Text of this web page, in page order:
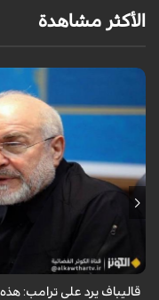
الأكثر مشاهدة
أكد رئيس مجلس الشورى
والتهديدات المتكررة لم تعد
قاليباف يرد على ترامب: